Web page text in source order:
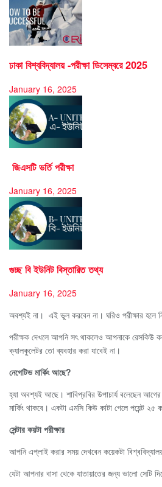
ঢাকা বিশ্ববিদ্যালয় -পরীক্ষা ডিসেম্বরে 2025
January 16, 2025
জিএসটি ভর্তি পরীক্ষা
January 16, 2025
গুচ্ছ বি ইউনিট বিস্তারিত তথ্য
January 16, 2025
অবশ্যই না। এই ভুল করবেন না। ঘরিও পরীক্ষার হলে
পরীক্ষক দেখলে আপনি সৎ থাকলেও আপনাকে রেসকিউ
ক্যালকুলেটর তো ব্যবহার করা যাবেই না।
নেগেটিভ মার্কিং আছে?
হ্যা অবশ্যই আছে। শাবিপ্রবির উপাচার্য বলেছেন আগের
মার্কিং থাকবে। একটা এমসি কিউ কাটা গেলে পয়েন্ট ২৫
সেন্টার কয়টা পরীক্ষার
আপনি এপ্লাই করার সময় দেখবেন কয়েকটা
যেটা আপনার বাসা থেকে যাতায়াতের জন্য ভালো সেটি